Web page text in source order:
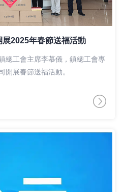
2025年春節送福活動
總工會主席李慕儀，鎮總工會專
開展春節送福活動。